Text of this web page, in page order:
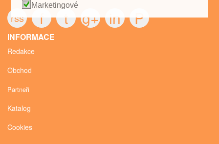
rss f t g+ in P
INFORMACE
Redakce
Obchod
Partneři
Katalog
Cookies
Marketingové